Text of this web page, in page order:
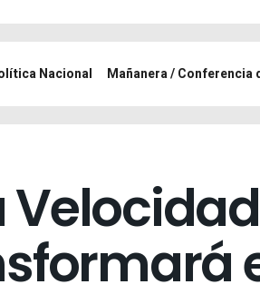
Nacional Mañanera / Conferencia